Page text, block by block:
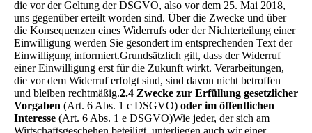
die vor der Geltung der DSGVO, also vor dem 25. Mai 2018,
uns gegenüber erteilt worden sind. Über die Zwecke und über
die Konsequenzen eines Widerrufs oder der Nichterteilung einer
Einwilligung werden Sie gesondert im entsprechenden Text der
Einwilligung informiert.Grundsätzlich gilt, dass der Widerruf
einer Einwilligung erst für die Zukunft wirkt. Verarbeitungen,
die vor dem Widerruf erfolgt sind, sind davon nicht betroffen
und bleiben rechtmäßig.2.4 Zwecke zur Erfüllung gesetzlicher
Vorgaben (Art. 6 Abs. 1 c DSGVO) oder im öffentlichen
Interesse (Art. 6 Abs. 1 e DSGVO)Wie jeder, der sich am
Wirtschaftsgeschehen beteiligt, unterliegen auch wir einer